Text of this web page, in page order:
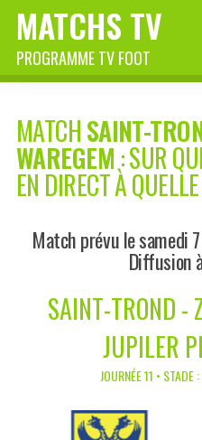
MATCHS TV
PROGRAMME TV FOOT
MATCHSAINT-
WAREGEM : SUR
EN DIRECT À
Match prévu le samedi
Diffusion
SAINT-TROND -
JUPILER
JOURNÉE 11 •